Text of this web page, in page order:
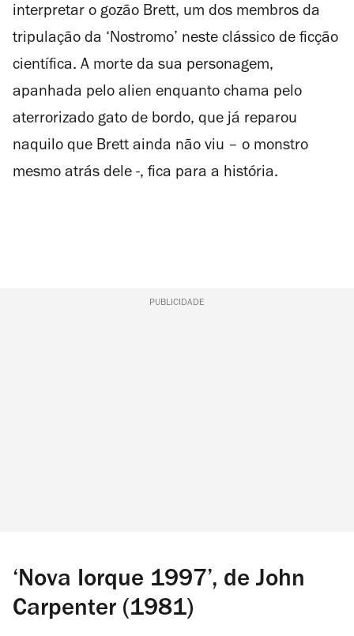
interpretar o gozão Brett, um dos membros da
tripulação da ‘Nostromo’ neste clássico de ficção
científica. A morte da sua personagem,
apanhada pelo alien enquanto chama pelo
aterrorizado gato de bordo, que já reparou
naquilo que Brett ainda não viu – o monstro
mesmo atrás dele -, fica para a história.
PUBLICIDADE
‘Nova Iorque 1997’, de John
Carpenter (1981)